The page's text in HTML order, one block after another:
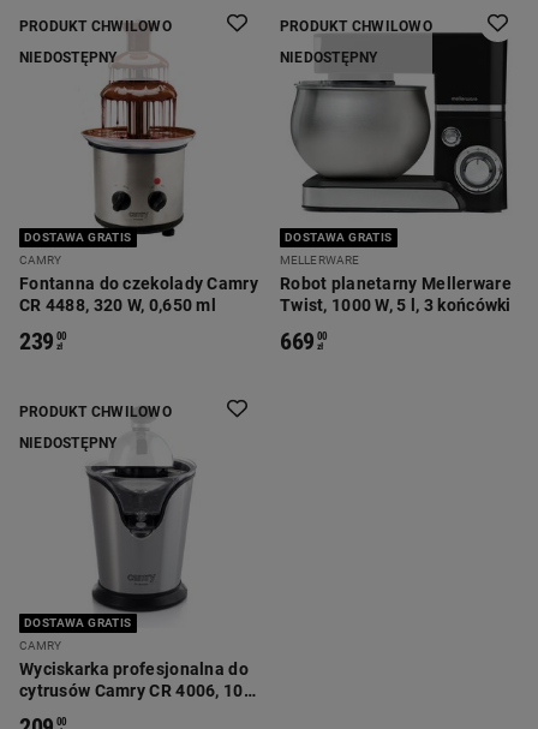
PRODUKT CHWILOWO
NIEDOSTĘPNY
DOSTAWA GRATIS
CAMRY
Fontanna do czekolady Camry
CR 4488, 320 W, 0,650 ml
239 00
zł
PRODUKT CHWILOWO
NIEDOSTĘPNY
DOSTAWA GRATIS
MELLERWARE
Robot planetarny Mellerware
Twist, 1000 W, 5 l, 3 końcówki
669 00
zł
PRODUKT CHWILOWO
NIEDOSTĘPNY
DOSTAWA GRATIS
CAMRY
Wyciskarka profesjonalna do
cytrusów Camry CR 4006, 100
00